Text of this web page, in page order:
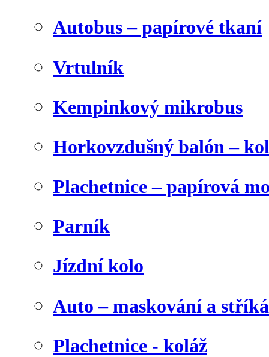
Autobus – papírové tkaní
Vrtulník
Kempinkový mikrobus
Horkovzdušný balón –
Plachetnice – papírová
Parník
Jízdní kolo
Auto – maskování a
Plachetnice - koláž